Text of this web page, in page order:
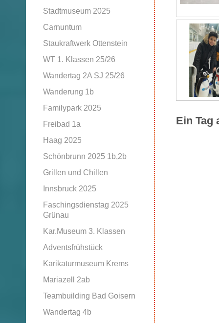
Ein Tag
Stadtmuseum 2025
Carnuntum
Staukraftwerk Ottenstein
WT 1. Klassen 25/26
Wandertag 2A SJ 25/26
Wanderung 1b
Familypark 2025
Freibad 1a
Haag 2025
Schönbrunn 2025 1b,2b
Grillen und Chillen
Innsbruck 2025
Faschingsdienstag 2025
Grünau
Kar.Museum 3. Klassen
Adventsfrühstück
Karikaturmuseum Krems
Mariazell 2ab
Teambuilding Bad Goisern
Wandertag 4b